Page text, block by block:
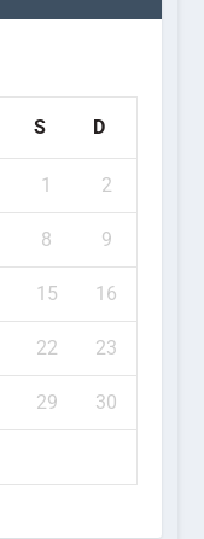
S D
1 2
8 9
15 16
22 23
29 30